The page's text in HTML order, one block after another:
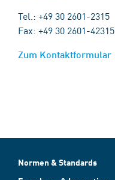
Tel.: +49 30 2601-2315
Fax: +49 30 2601-42315
Zum Kontaktformular
Normen & Standards